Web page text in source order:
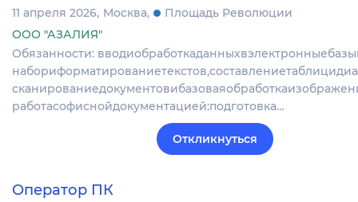
11 апреля 2026 Москва
Площадь Революции
ООО "АЗАЛИЯ"
Обязанности:
работасофиснойдокументацией:подготовка…
Откликнуться
Оператор ПК